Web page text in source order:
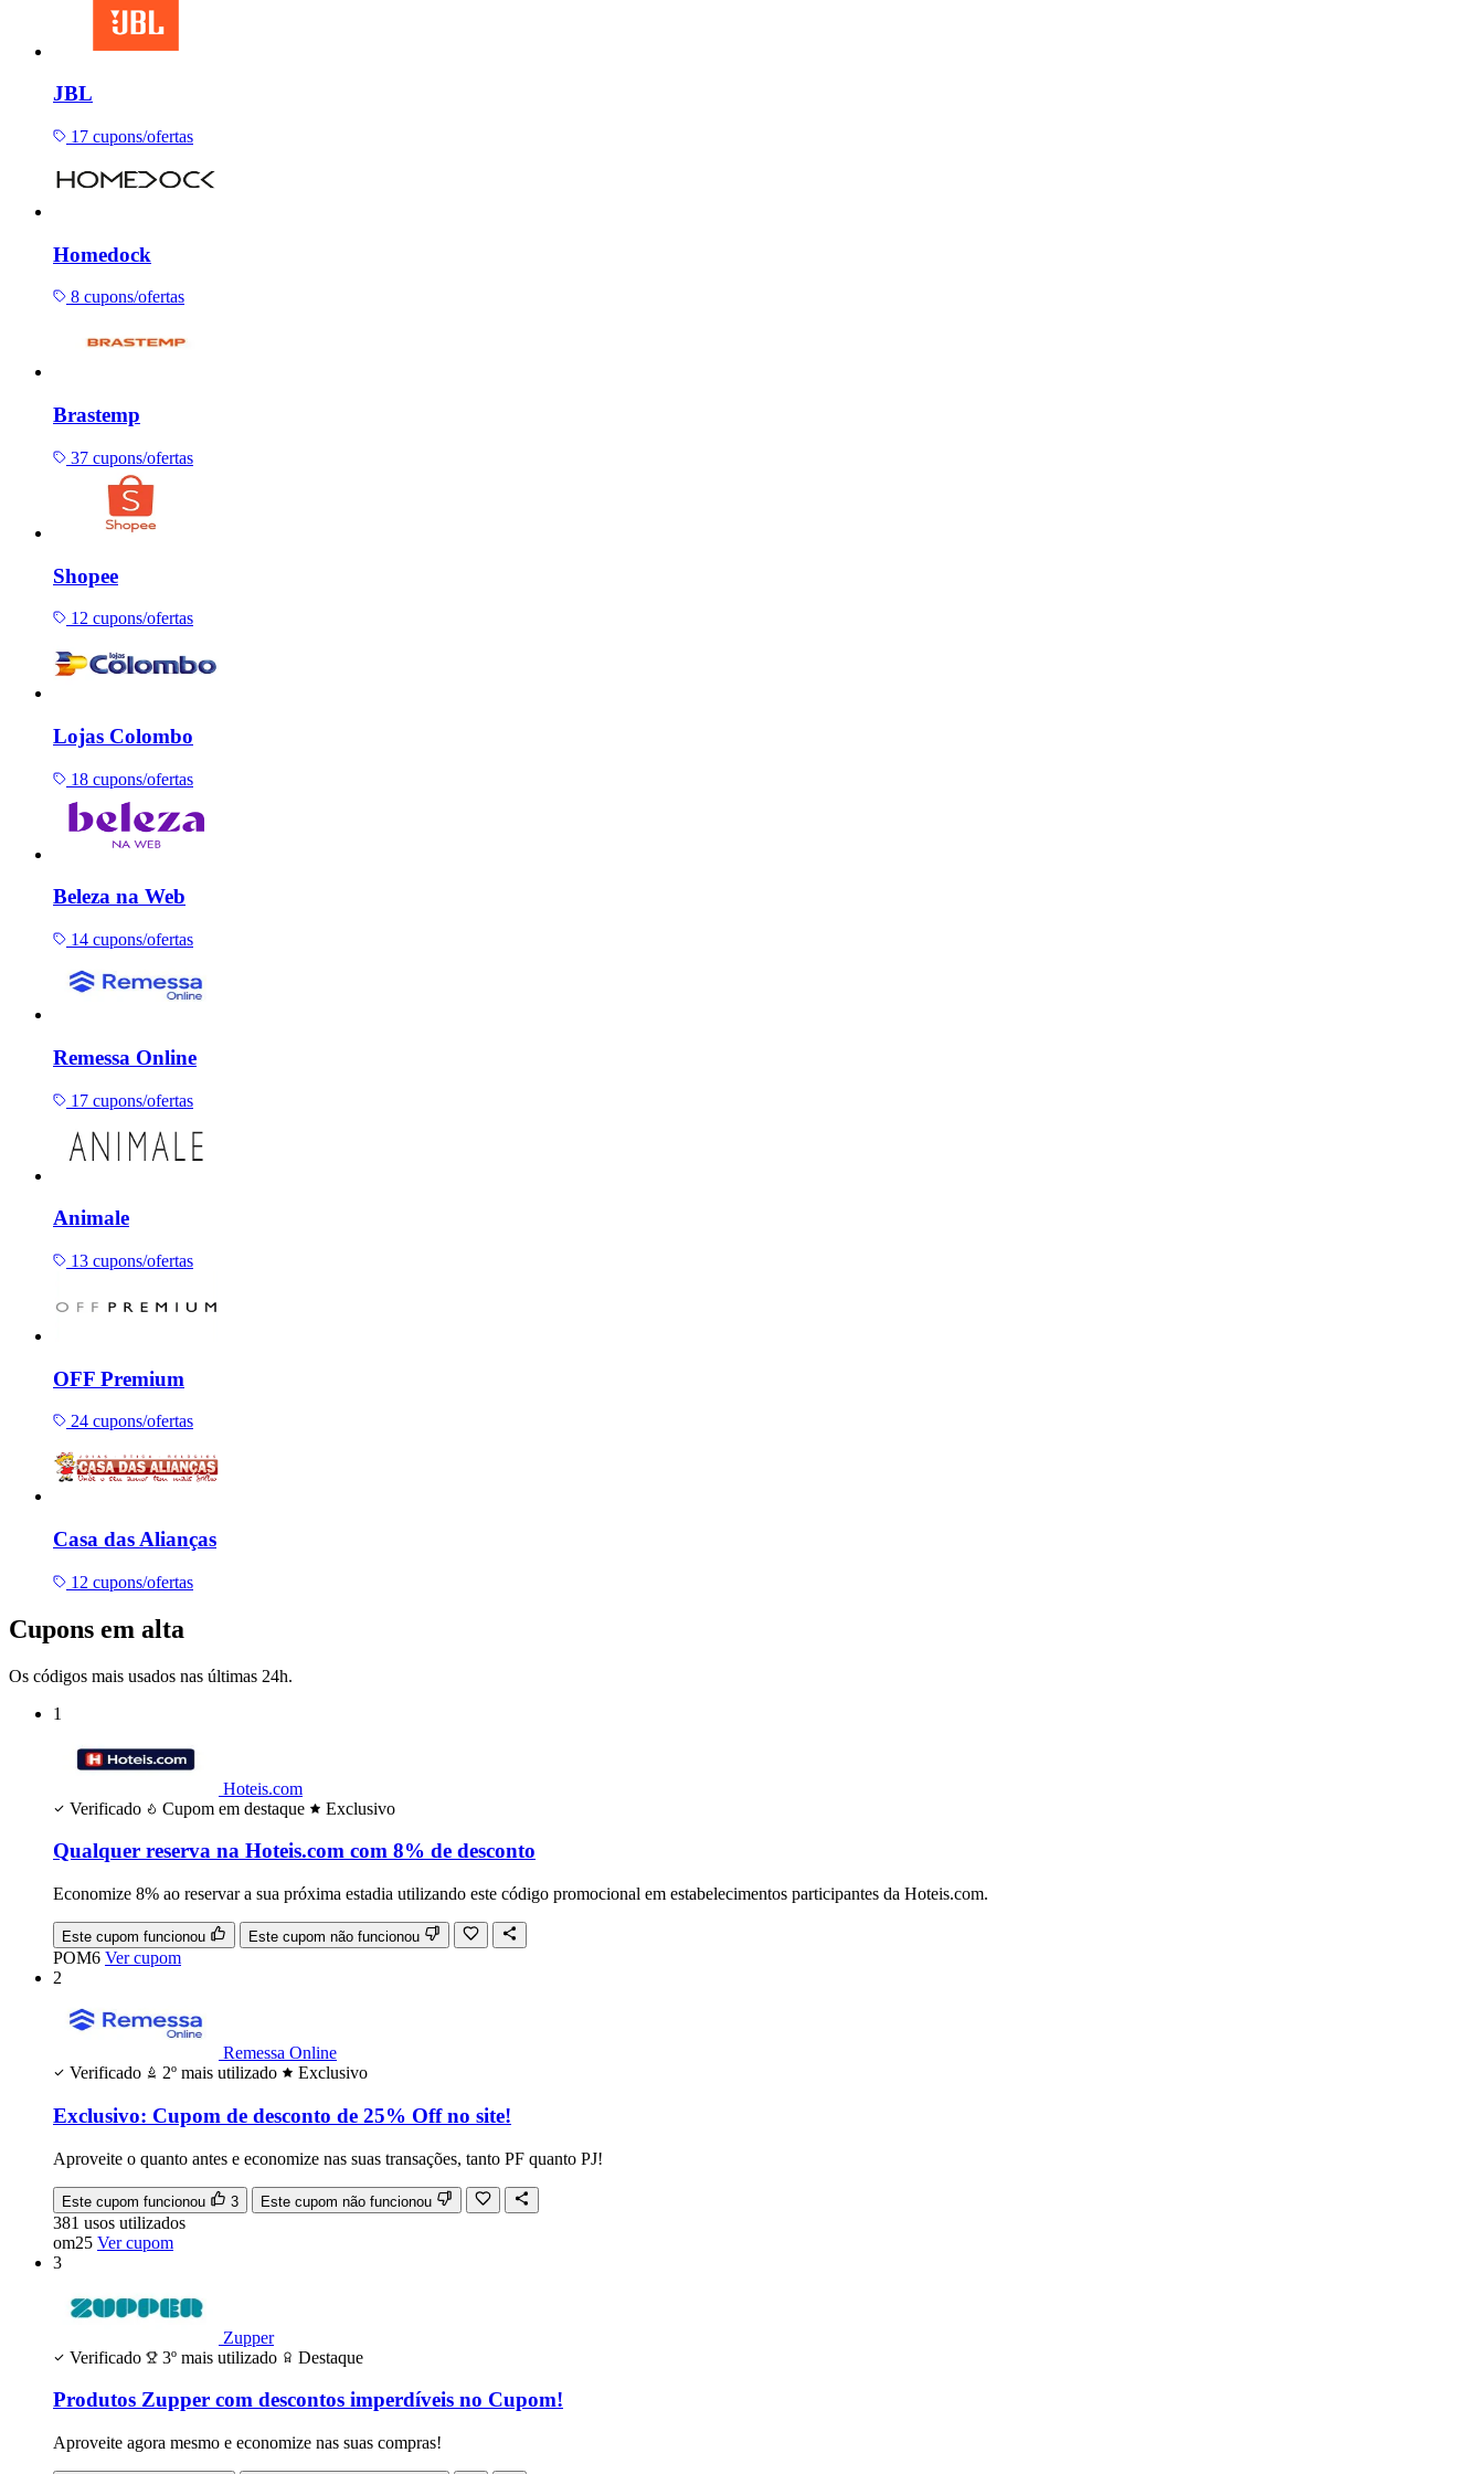
JBL
17 cupons/ofertas
Homedock
8 cupons/ofertas
Brastemp
37 cupons/ofertas
Shopee
12 cupons/ofertas
Lojas Colombo
18 cupons/ofertas
Beleza na Web
14 cupons/ofertas
Remessa Online
17 cupons/ofertas
Animale
13 cupons/ofertas
OFF Premium
24 cupons/ofertas
Casa das Alianças
12 cupons/ofertas
Cupons em alta
Os códigos mais usados nas últimas 24h.
1
Hoteis.com
Verificado
Cupom em destaque Exclusivo
Qualquer reserva na Hoteis.com com 8% de desconto
Economize 8% ao reservar a sua próxima estadia utilizando este código promocional em estabelecimentos participantes da Hoteis.com.
Este cupom funcionou Este cupom não funcionou
POM6 Ver cupom
2
Remessa Online
Verificado
2º mais utilizado Exclusivo
Exclusivo: Cupom de desconto de 25% Off no site!
Aproveite o quanto antes e economize nas suas transações, tanto PF quanto PJ!
Este cupom funcionou 3 Este cupom não funcionou
381 usos utilizados
om25 Ver cupom
3
Zupper
Verificado
3º mais utilizado Destaque
Produtos Zupper com descontos imperdíveis no Cupom!
Aproveite agora mesmo e economize nas suas compras!